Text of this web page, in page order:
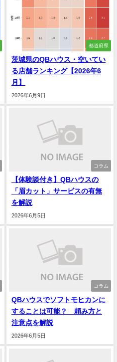
都道府県
茨城県のQBハウス・空いてい
る店舗ランキング【2026年6
月】
2026年6月9日
コラム
【体験談付き】QBハウスの
「眉カット」サービスの有無
を解説
2026年6月5日
コラム
QBハウスでソフトモヒカンに
することは可能？ 頼み方と
注意点を解説
2026年6月5日